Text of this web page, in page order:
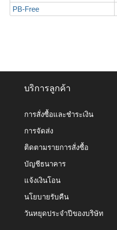
PB-Free
บริการลูกค้า
การสั่งซื้อและชำระเงิน
การจัดส่ง
ติดตามรายการสั่งซื้อ
บัญชีธนาคาร
แจ้งเงินโอน
นโยบายรับคืน
วันหยุดประจำปีของบริษัท